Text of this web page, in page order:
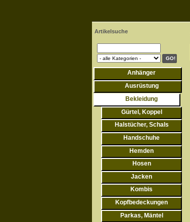
Artikelsuche
Anhänger
Ausrüstung
Bekleidung
Gürtel, Koppel
Halstücher, Schals
Handschuhe
Hemden
Hosen
Jacken
Kombis
Kopfbedeckungen
Parkas, Mäntel